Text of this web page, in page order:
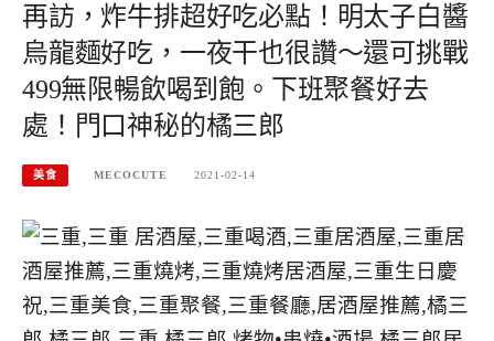
再訪，炸牛排超好吃必點！明太子白醬
烏龍麵好吃，一夜干也很讚～還可挑戰
499無限暢飲喝到飽。下班聚餐好去
處！門口神秘的橘三郎
美食 MECOCUTE 2021-02-14